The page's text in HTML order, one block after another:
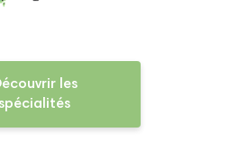
les
spécialités